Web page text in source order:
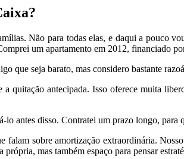
Não para todas elas, e daqui a pouco
um apartamento em 2012, financiado
que seja barato, mas considero bastante
quitação antecipada. Isso oferece muita
antes disso. Contratei um prazo longo, para
falam sobre amortização extraordinária. Nosso
mas também espaço para pensar